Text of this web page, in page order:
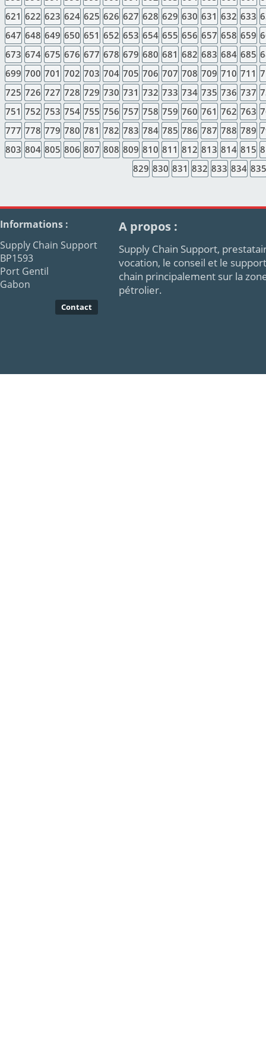
621 622 623 624 625 626 627 628 629 630 631 632 633
647 648 649 650 651 652 653 654 655 656 657 658 659
673 674 675 676 677 678 679 680 681 682 683 684 685
699 700 701 702 703 704 705 706 707 708 709 710 711
725 726 727 728 729 730 731 732 733 734 735 736 737
751 752 753 754 755 756 757 758 759 760 761 762 763
777 778 779 780 781 782 783 784 785 786 787 788 789
803 804 805 806 807 808 809 810 811 812 813 814 815
829 830 831 832 833 834 835
Informations :
Supply Chain Support
BP1593
Port Gentil
Gabon
Contact
A propos :
Supply Chain Support,
vocation, le conseil et le
chain principalement sur la
pétrolier.